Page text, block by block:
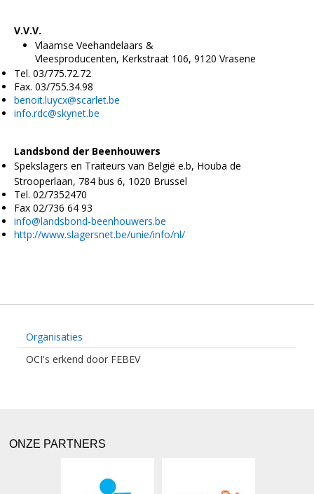
V.V.V.
Vlaamse Veehandelaars &
Vleesproducenten, Kerkstraat 106, 9120 Vrasene
Tel. 03/775.72.72
Fax. 03/755.34.98
benoit.luycx@scarlet.be
info.rdc@skynet.be
Landsbond der Beenhouwers
Spekslagers en Traiteurs van België e.b, Houba de
Strooperlaan, 784 bus 6, 1020 Brussel
Tel. 02/7352470
Fax 02/736 64 93
info@landsbond-beenhouwers.be
http://www.slagersnet.be/unie/info/nl/
Organisaties
OCI's erkend door FEBEV
ONZE PARTNERS